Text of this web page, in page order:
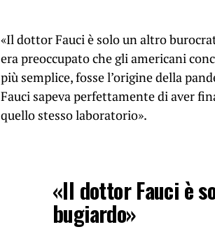
«Il dottor Fauci è solo un altro
era preoccupato che gli americani
più semplice, fosse l’origine della
Fauci sapeva perfettamente di aver
quello stesso laboratorio».
«Il dottor Fauci è
bugiardo»